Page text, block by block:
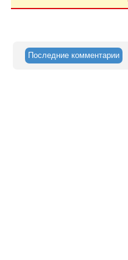
Последние комментарии